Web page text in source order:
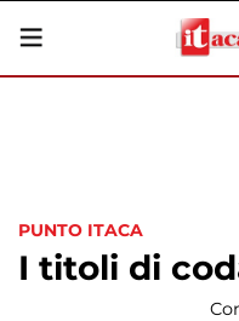
PUNTO ITACA
I titoli di